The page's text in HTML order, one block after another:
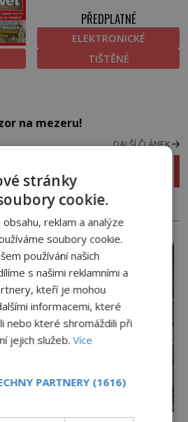
PŘEDPLATNÉ
ELEKTRONICKÉ
TIŠTĚNÉ
na mezeru!
DALŠÍ ČLÁNEK
před cestou k zákazníkovi?
stránky
cookie.
reklam a analýze
soubory cookie.
používání našich
s našimi reklamními a
kteří je mohou
informacemi, které
nebo které shromáždili při
jejich služeb.Více
PARTNERY (1616)